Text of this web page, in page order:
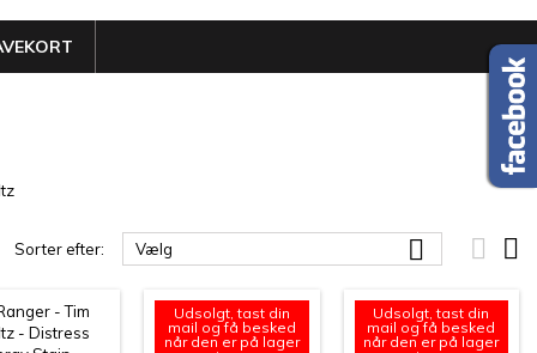
Sorter efter: Vælg   
Udsolgt, tast din
mail og få besked
når den er på lager
Udsolgt, tast din
mail og få besked
når den er på lager